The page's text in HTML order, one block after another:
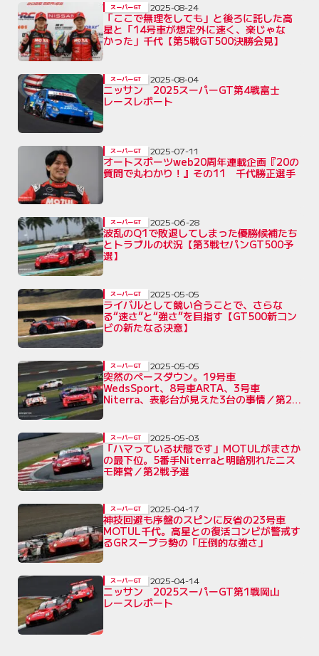
「ここで無理をしても」と後ろに託した高
星と「14号車が想定外に速く、楽じゃな
かった」千代【第5戦GT500決勝会見】
スーパーGT 2025-08-24
ニッサン 2025スーパーGT第4戦富士
レースレポート
スーパーGT 2025-08-04
オートスポーツweb20周年連載企画『20の
質問で丸わかり！』その11 千代勝正選手
スーパーGT 2025-07-11
波乱のQ1で敗退してしまった優勝候補たち
とトラブルの状況【第3戦セパンGT500予
選】
スーパーGT 2025-06-28
ライバルとして競い合うことで、さらな
る“速さ”と“強さ”を目指す【GT500新コン
ビの新たなる決意】
スーパーGT 2025-05-05
突然のペースダウン。19号車
WedsSport、8号車ARTA、3号車
Niterra、表彰台が見えた3台の事情／第2
スーパーGT 2025-05-05
「ハマっている状態です」MOTULがまさか
の最下位。5番手Niterraと明暗別れたニス
モ陣営／第2戦予選
スーパーGT 2025-05-03
神技回避も序盤のスピンに反省の23号車
MOTUL千代。高星との復活コンビが警戒す
るGRスープラ勢の「圧倒的な強さ」
スーパーGT 2025-04-17
ニッサン 2025スーパーGT第1戦岡山
レースレポート
スーパーGT 2025-04-14